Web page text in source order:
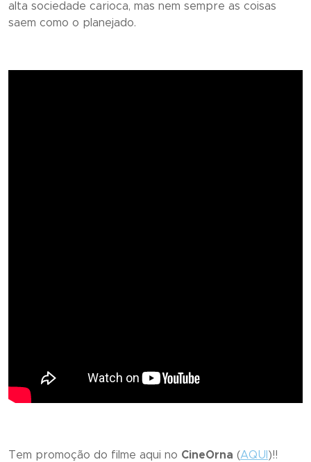
alta sociedade carioca, mas nem sempre as coisas
saem como o planejado.
Tem promoção do filme aqui no CineOrna (AQUI )!!